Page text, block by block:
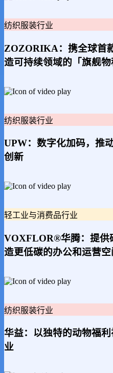
纺织服装行业
ZOZORIKA：携全球首
造可持续领域的「旗舰物
纺织服装行业
UPW：数字化加码，推
创新
轻工业与消费品行业
VOXFLOR®华腾：提供
造更低碳的办公和运营空
纺织服装行业
华益：以独特的动物福
业